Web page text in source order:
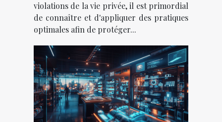
violations de la vie privée, il est primordial
de connaître et d'appliquer des pratiques
optimales afin de protéger...